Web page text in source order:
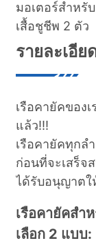
มอเตอร์สำหรั
เสื้อชูชีพ 2 ตัว
รายละเอี
เรือคายัคของ
แล้ว!!!
เรือคายัคทุกล
ก่อนที่จะเสร็จ
ได้รับอนุญาตใ
เรือคายัคสำ
เลือก 2 แบบ: